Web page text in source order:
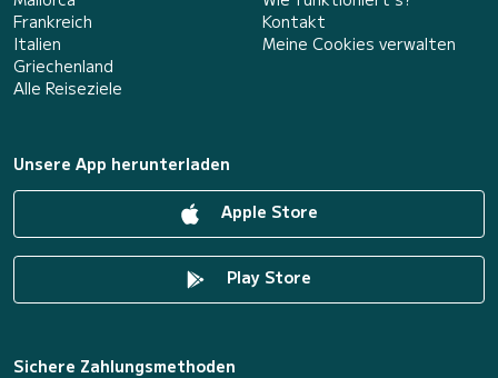
Frankreich
Italien
Griechenland
Alle Reiseziele
Kontakt
Meine Cookies verwalten
Unsere App herunterladen
Apple Store
Play Store
Sichere Zahlungsmethoden